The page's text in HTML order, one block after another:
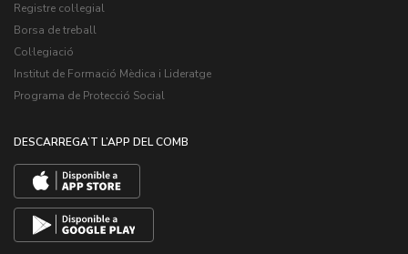
Registre col·legial
Borsa de treball
Col·legiació
Institut de Formació Mèdica i Lideratge
Programa de Protecció Social
DESCARREGA’T L’APP DEL COMB